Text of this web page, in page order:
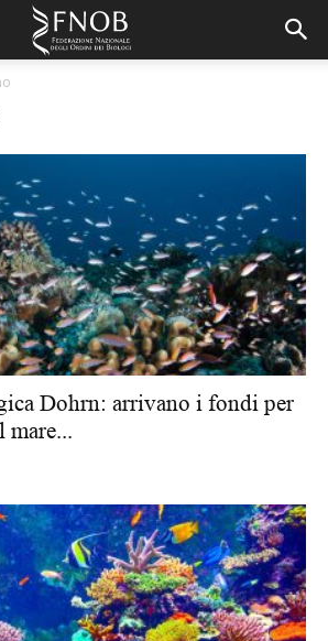
Dohrn: arrivano i fondi per
mare...